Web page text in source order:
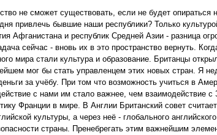
не сможет существовать, если не будет
привлечь бывшие наши республики? Только
Афганистана и республик Средней Азии - разница
сейчас - вновь их в это пространство вернуть.
мира стали культура и образование. Британцы
мог бы стать управленцем этих новых стран. Я
за учёбу. При том что возможность учиться в
с нами им стало важнее, чем взаимодействие
Франции в мире. В Англии Британский совет
культуры, а через неё - глобального
страны. Пренебрегать этим важнейшим